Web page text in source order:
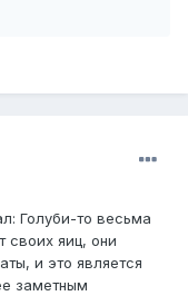
Голуби-то весьма
своих яиц, они
и это является
заметным